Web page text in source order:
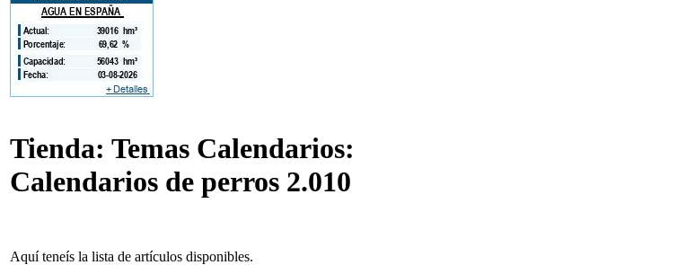
Tienda: Temas Calendarios:
Calendarios de perros 2.010
Aquí teneís la lista de artículos disponibles.